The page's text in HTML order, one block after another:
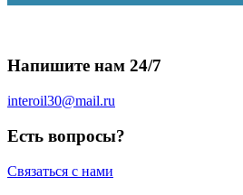
Напишите нам 24/7
interoil30@mail.ru
Есть вопросы?
Связаться с нами